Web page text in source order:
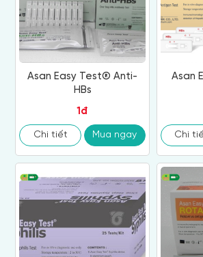
Asan Easy Test® Anti-
HBs
1đ
Chi tiết Mua ngay
Asan
Chi